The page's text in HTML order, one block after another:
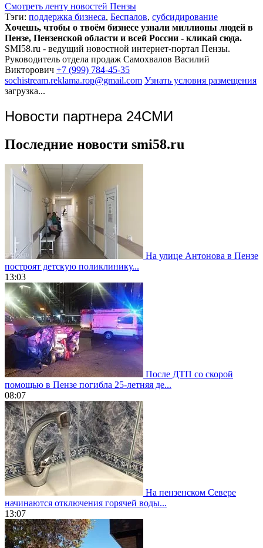
Смотреть ленту новостей Пензы
Тэги: поддержка бизнеса, Беспалов, субсидирование
Хочешь, чтобы о твоём бизнесе узнали миллионы людей в
Пензе, Пензенской области и всей России - кликай сюда.
SMI58.ru - ведущий новостной интернет-портал Пензы.
Руководитель отдела продаж Самохвалов Василий
Викторович +7 (999) 784-45-35
sochistream.reklama.rop@gmail.com Узнать условия размещения
загрузка...
Новости партнера 24СМИ
Последние новости smi58.ru
На улице Антонова в Пензе
построят детскую поликлинику...
13:03
После ДТП со скорой
помощью в Пензе погибла 25-летняя де...
08:07
На пензенском Севере
начинаются отключения горячей воды...
13:07